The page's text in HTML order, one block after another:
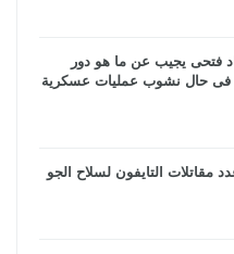
فتحى يجيب عن ما هو دور
فى حال نشوب عمليات عسكرية
فى عدد مقاتلات التايفون لسلاح الجو